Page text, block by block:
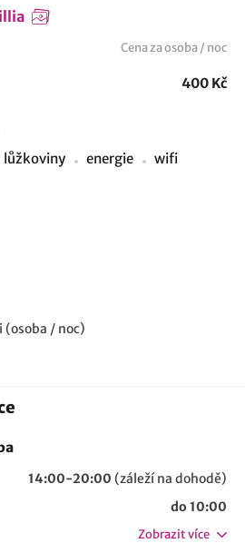
Cena za osoba / noc
400 Kč
lůžkoviny energie wifi
(osoba / noc)
14:00-20:00 (záleží na dohodě)
do 10:00
Zobrazit více